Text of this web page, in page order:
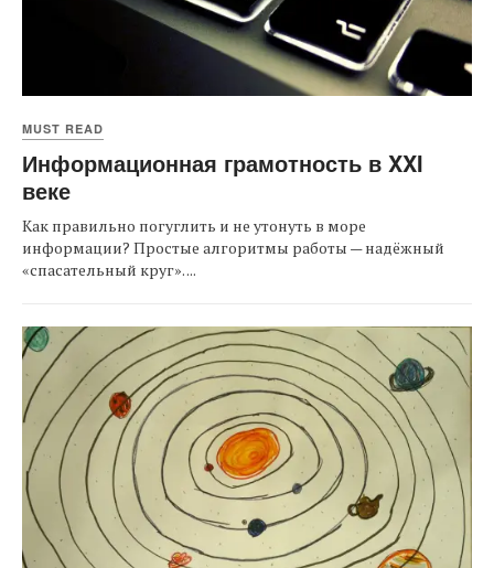
MUST READ
Информационная грамотность в XXI
веке
Как правильно погуглить и не утонуть в море
информации? Простые алгоритмы работы — надёжный
«спасательный круг». ...